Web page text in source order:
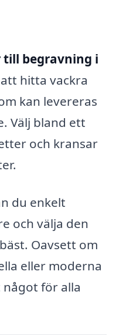
till begravning i
hitta vackra
kan levereras
Välj bland ett
och kransar
du enkelt
och välja den
Oavsett om
eller moderna
för alla